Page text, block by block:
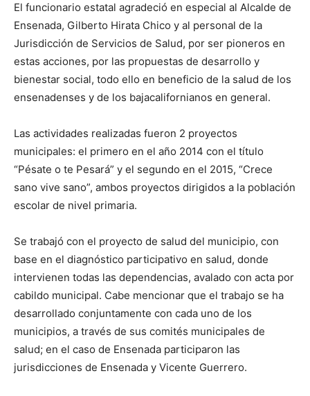
El funcionario estatal agradeció en especial al Alcalde de
Ensenada, Gilberto Hirata Chico y al personal de la
Jurisdicción de Servicios de Salud, por ser pioneros en
estas acciones, por las propuestas de desarrollo y
bienestar social, todo ello en beneficio de la salud de los
ensenadenses y de los bajacalifornianos en general.
Las actividades realizadas fueron 2 proyectos
municipales: el primero en el año 2014 con el título
“Pésate o te Pesará” y el segundo en el 2015, “Crece
sano vive sano”, ambos proyectos dirigidos a la población
escolar de nivel primaria.
Se trabajó con el proyecto de salud del municipio, con
base en el diagnóstico participativo en salud, donde
intervienen todas las dependencias, avalado con acta por
cabildo municipal. Cabe mencionar que el trabajo se ha
desarrollado conjuntamente con cada uno de los
municipios, a través de sus comités municipales de
salud; en el caso de Ensenada participaron las
jurisdicciones de Ensenada y Vicente Guerrero.